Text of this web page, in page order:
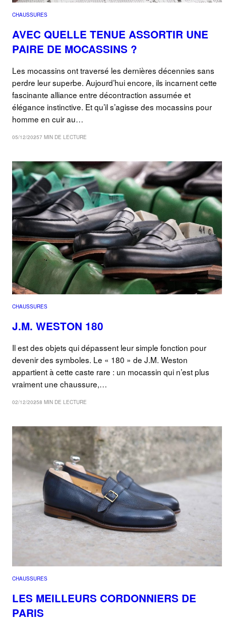
CHAUSSURES
AVEC QUELLE TENUE ASSORTIR UNE
PAIRE DE MOCASSINS ?
Les mocassins ont traversé les dernières décennies sans
perdre leur superbe. Aujourd’hui encore, ils incarnent cette
fascinante alliance entre décontraction assumée et
élégance instinctive. Et qu’il s’agisse des mocassins pour
homme en cuir au…
05/12/20257 MIN DE LECTURE
CHAUSSURES
J.M. WESTON 180
Il est des objets qui dépassent leur simple fonction pour
devenir des symboles. Le « 180 » de J.M. Weston
appartient à cette caste rare : un mocassin qui n’est plus
vraiment une chaussure,…
02/12/20258 MIN DE LECTURE
CHAUSSURES
LES MEILLEURS CORDONNIERS DE
PARIS